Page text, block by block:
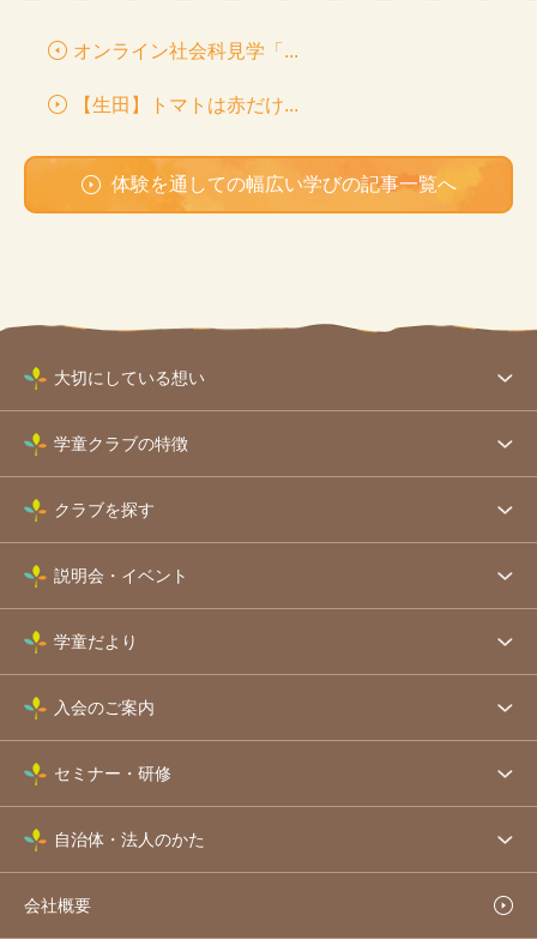
オンライン社会科見学「...
【生田】トマトは赤だけ...
体験を通しての幅広い学びの記事一覧へ
大切にしている想い
学童クラブの特徴
クラブを探す
説明会・イベント
学童だより
入会のご案内
セミナー・研修
自治体・法人のかた
会社概要